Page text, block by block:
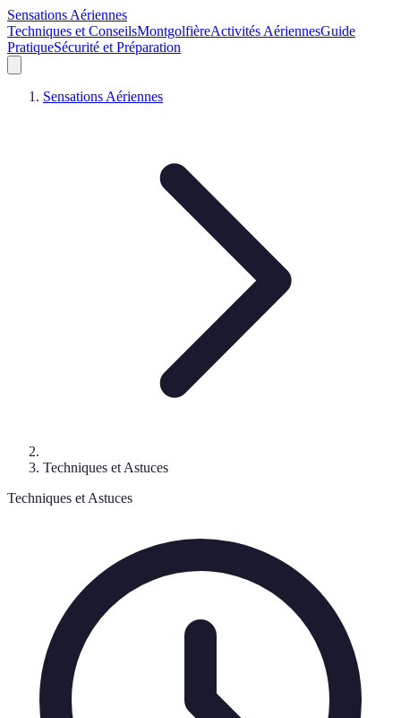
Sensations Aériennes
Techniques et ConseilsMontgolfièreActivités AériennesGuide
PratiqueSécurité et Préparation
Sensations Aériennes
Techniques et Astuces
Techniques et Astuces